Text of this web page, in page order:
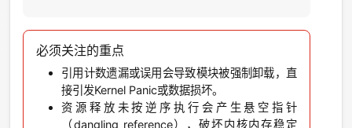
必须关注的重点
引用计数遗漏或误用会导致模块被强制卸载，直
接引发Kernel Panic或数据损坏。
资源释放未按逆序执行会产生悬空指针
（dangling reference），破坏内核内存稳定